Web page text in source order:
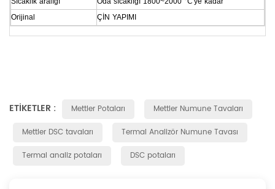
Orijinal
ÇİN YAPIMI
ETIKETLER : Mettler Potaları
Mettler Numune Tavaları
Mettler DSC tavaları
Termal Analizör Numune Tavası
Termal analiz potaları
DSC potaları